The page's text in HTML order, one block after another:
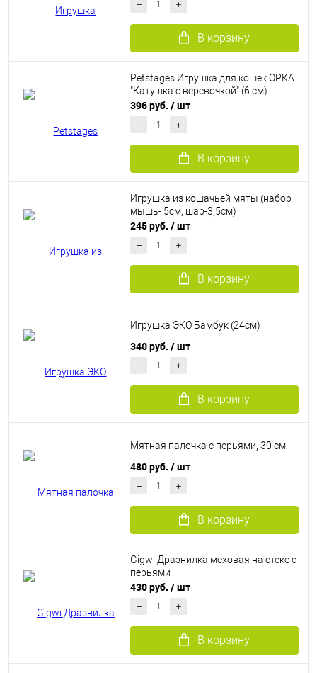
В корзину
Petstages Игрушка для кошек ОРКА
"Катушка с веревочкой" (6 см)
396 руб. / шт
В корзину
Игрушка из кошачьей мяты (набор
мышь- 5см, шар-3,5см)
245 руб. / шт
В корзину
Игрушка ЭКО Бамбук (24см)
340 руб. / шт
В корзину
Мятная палочка с перьями, 30 см
480 руб. / шт
В корзину
Gigwi Дразнилка меховая на стеке с
перьями
430 руб. / шт
В корзину